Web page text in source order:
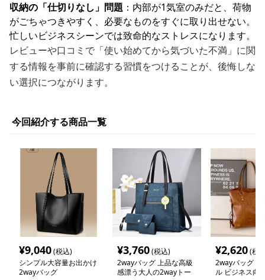
収納の「仕切りなし」問題 ：内部が1気室のみだと、荷物
がごちゃつきやすく、必要なものをすぐに取り出せない。
忙しいビジネスシーンでは致命的なストレスになります。
レビューや口コミで「使い始めてから気づいた不満」に関
する情報を事前に確認する習慣をつけることが、後悔しな
い選択につながります。
今回紹介する商品一覧
¥9,040(税込)
シンプル大容量お出かけ
2wayバッグ
¥3,760(税込)
2wayバッグ 上品な高級
感漂う大人の2wayトー
¥2,620(税
2wayバッグ 上
ル ビジネス向